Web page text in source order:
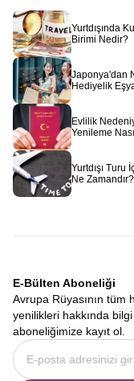
Yurtdışında
Birimi Nedir?
Japonya'dan
Hediyelik
Evlilik
Yenileme
Yurtdışı Turu
Ne Zamandır?
E-Bülten Aboneliği
Avrupa Rüyasının tüm
yenilikleri hakkında
aboneliğimize kayıt ol.